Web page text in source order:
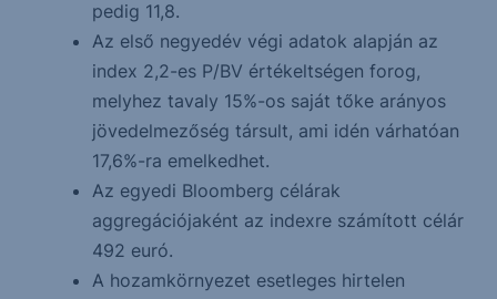
pedig 11,8.
Az első negyedév végi adatok alapján az
index 2,2-es P/BV értékeltségen forog,
melyhez tavaly 15%-os saját tőke arányos
jövedelmezőség társult, ami idén várhatóan
17,6%-ra emelkedhet.
Az egyedi Bloomberg célárak
aggregációjaként az indexre számított célár
492 euró.
A hozamkörnyezet esetleges hirtelen